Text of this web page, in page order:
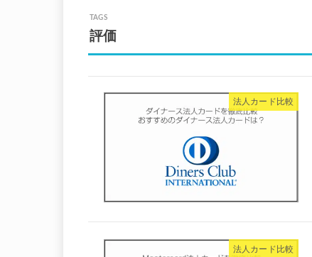
評価
法人カード比較
法人カード比較